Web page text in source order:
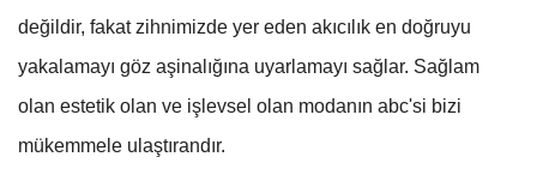
değildir, fakat zihnimizde yer eden akıcılık en doğruyu
yakalamayı göz aşinalığına uyarlamayı sağlar. Sağlam
olan estetik olan ve işlevsel olan modanın abc'si bizi
mükemmele ulaştırandır.